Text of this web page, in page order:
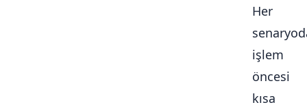
Her
işlem
öncesi
kısa